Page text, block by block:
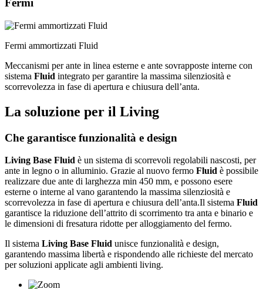
Fermi
Fermi ammortizzati Fluid
Meccanismi per ante in linea esterne e ante sovrapposte interne con
sistema Fluid integrato per garantire la massima silenziosità e
scorrevolezza in fase di apertura e chiusura dell’anta.
La soluzione per il Living
Che garantisce funzionalità e design
Living Base Fluid è un sistema di scorrevoli regolabili nascosti, per
ante in legno o in alluminio. Grazie al nuovo fermo Fluid è possibile
realizzare due ante di larghezza min 450 mm, e possono esere
esterne o interne al vano garantendo la massima silenziosità e
scorrevolezza in fase di apertura e chiusura dell’anta.Il sistema Fluid
garantisce la riduzione dell’attrito di scorrimento tra anta e binario e
le dimensioni di fresatura ridotte per alloggiamento del fermo.
Il sistema Living Base Fluid unisce funzionalità e design,
garantendo massima libertà e rispondendo alle richieste del mercato
per soluzioni applicate agli ambienti living.